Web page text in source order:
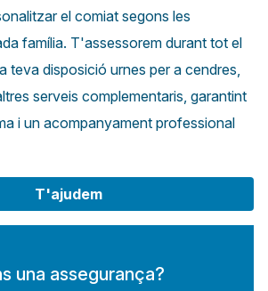
el comiat segons les
família. T'assessorem durant tot el
teva disposició urnes per a cendres,
serveis complementaris, garantint
i un acompanyament professional
T'ajudem
una assegurança?